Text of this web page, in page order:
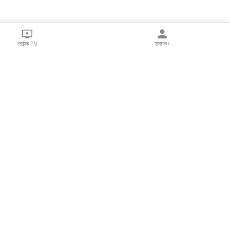
लाईव्ह TV सकाळ+